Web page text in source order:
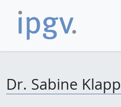
Dr. Sabine Klapp